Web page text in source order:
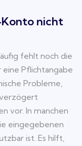
nicht
fehlt noch die
Pflichtangabe
Probleme,
vor. In manchen
eingegebenen
ist. Es hilft,